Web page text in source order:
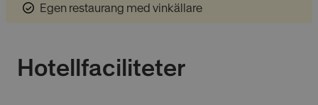
Egen restaurang med vinkällare
Hotellfaciliteter